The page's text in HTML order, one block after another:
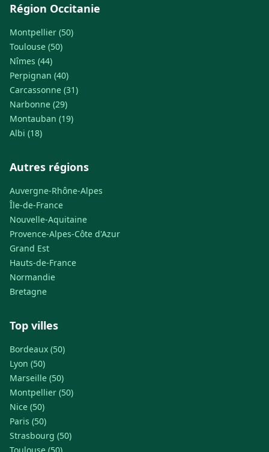
Région Occitanie
Montpellier (50)
Toulouse (50)
Nîmes (44)
Perpignan (40)
Carcassonne (31)
Narbonne (29)
Montauban (19)
Albi (18)
Autres régions
Auvergne-Rhône-Alpes
Île-de-France
Nouvelle-Aquitaine
Provence-Alpes-Côte d'Azur
Grand Est
Hauts-de-France
Normandie
Bretagne
Top villes
Bordeaux (50)
Lyon (50)
Marseille (50)
Montpellier (50)
Nice (50)
Paris (50)
Strasbourg (50)